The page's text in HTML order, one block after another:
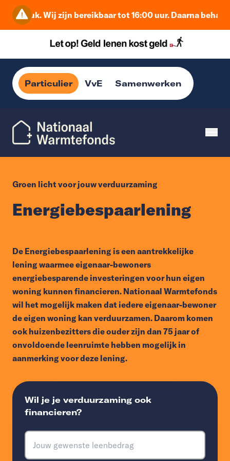
Wij zijn bereikbaar tot 16:00 uur. Daarna
Particulier VvE Samenwerken
Groen licht voor jouw verduurzaming
Energiebespaarlening
De Energiebespaarlening is een aantrekkelijke
lening waarmee eigenaar-bewoners
energiebesparende investeringen voor hun eigen
woning kunnen financieren. Nationaal Warmtefonds
wil het mogelijk maken dat iedere eigenaar-bewoner
de eigen woning kan verduurzamen. Daarom komen
ook huizenbezitters die ouder zijn dan 75 jaar of
onvoldoende leenruimte hebben mogelijk in
aanmerking voor deze lening.
Wil je je verduurzaming ook
financieren?